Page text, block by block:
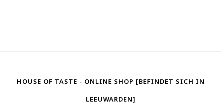
HOUSE OF TASTE - ONLINE SHOP [BEFINDET SICH IN
LEEUWARDEN]